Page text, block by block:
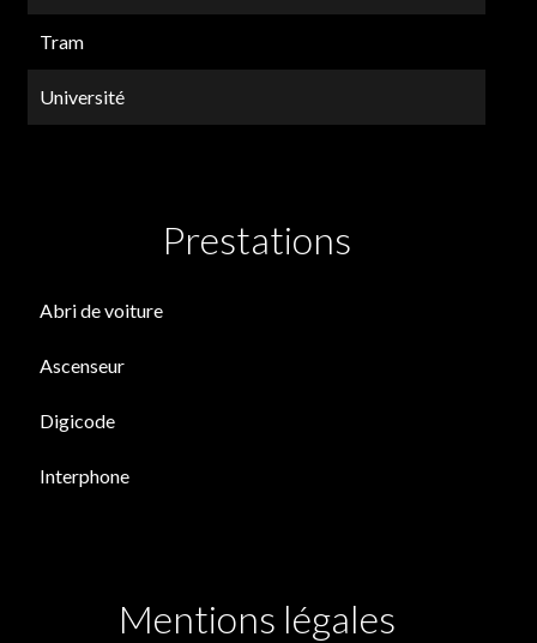
Tram
Université
Prestations
Abri de voiture
Ascenseur
Digicode
Interphone
Mentions légales